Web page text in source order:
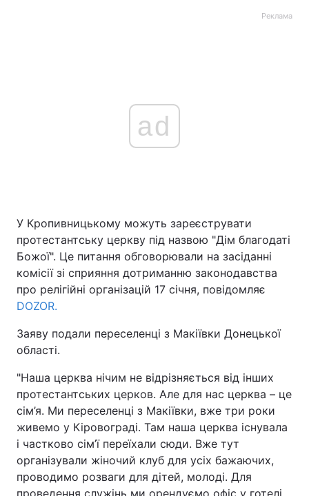
Реклама
ad
У Кропивницькому можуть зареєструвати
протестантську церкву під назвою "Дім благодаті
Божої". Це питання обговорювали на засіданні
комісії зі сприяння дотриманню законодавства
про релігійні організацій 17 січня, повідомляє
DOZOR.
Заяву подали переселенці з Макіївки Донецької
області.
"Наша церква нічим не відрізняється від інших
протестантських церков. Але для нас церква – це
сім’я. Ми переселенці з Макіївки, вже три роки
живемо у Кіровограді. Там наша церква існувала
і частково сім’ї переїхали сюди. Вже тут
організували жіночий клуб для усіх бажаючих,
проводимо розваги для дітей, молоді. Для
проведення служінь ми орендуємо офіс у готелі